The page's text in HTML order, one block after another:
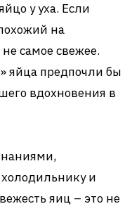
у уха. Если
на
самое свежее.
яйца предпочли бы
вдохновения в
и
яиц – это не